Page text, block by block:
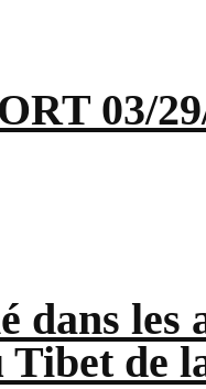
03/
dans les
Tibet de